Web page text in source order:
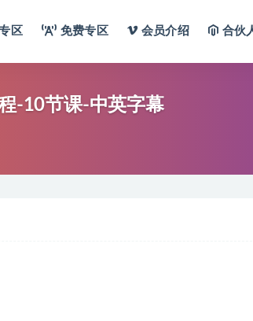
区 免费专区 会员介绍 合伙
-10节课-中英字幕